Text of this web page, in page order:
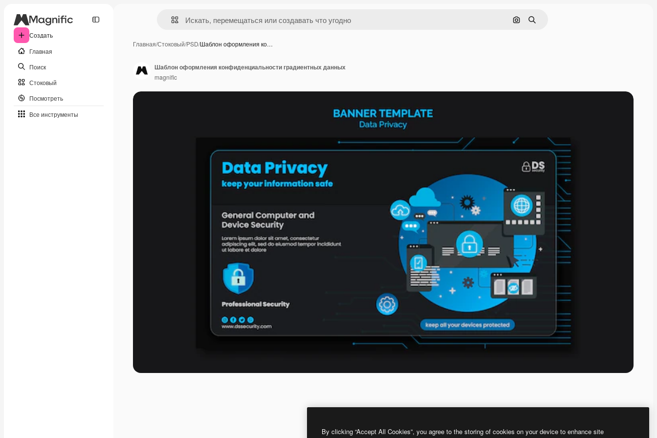
Создать
Главная
Поиск
Стоковый
Посмотреть
Все инструменты
Поиск по изображению
Поиск
Главная/Стоковый/PSD/Шаблон оформления ко…
Шаблон оформления конфиденциальности градиентных данных
magnific
By clicking “Accept All Cookies”, you agree to the storing of cookies on your device to enhance site